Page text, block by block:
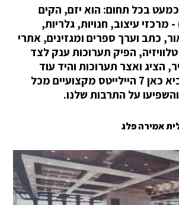
כמעט בכל תחום: הוא יזם, הקים
- מרכזי עיצוב, חנויות, גלריות,
כתב וערך ספרים ומגזינים, אתרי
הפיק תערוכות ענק לצד
הציג ואצר תערוכות והיד עוד
נטויה. בחרנו להביא כאן 7 היילייטס מקצועיים מכל
על התרבות שלנו.
אמירה פלג